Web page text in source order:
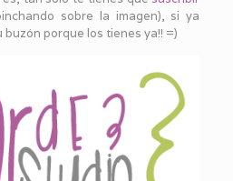
sobre la imagen), si ya
porque los tienes ya!! =)